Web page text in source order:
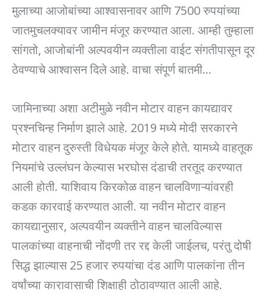
मुलाच्या आजोबांच्या आश्वासनावर आणि 7500 रुपयांच्या
जातमुचलक्यावर जामीन मंजूर करण्यात आला. आम्ही तुम्हाला
सांगतो, आजोबांनी अल्पवयीन व्यक्तीला वाईट संगतीपासून दूर
ठेवण्याचे आश्वासन दिले आहे. वाचा संपूर्ण बातमी…
जामिनाच्या अशा अटीमुळे नवीन मोटार वाहन कायद्यावर
प्रश्नचिन्ह निर्माण झाले आहे. 2019 मध्ये मोदी सरकारने
मोटार वाहन दुरुस्ती विधेयक मंजूर केले होते. यामध्ये वाहतूक
नियमांचे उल्लंघन केल्यास भरघोस दंडाची तरतूद करण्यात
आली होती. याशिवाय किरकोळ वाहन चालविणाऱ्यांवरही
कडक कारवाई करण्यात आली. या नवीन मोटार वाहन
कायद्यानुसार, अल्पवयीन व्यक्तीने वाहन चालविल्यास
पालकांच्या वाहनाची नोंदणी तर रद्द केली जाईलच, परंतु दोषी
सिद्ध झाल्यास 25 हजार रुपयांचा दंड आणि पालकांना तीन
वर्षांच्या कारावासाची शिक्षाही ठोठावण्यात आली आहे.